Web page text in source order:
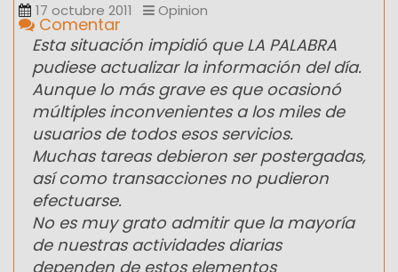
17 octubre 2011 Opinion
Comentar
Esta situación impidió que LA PALABRA
pudiese actualizar la información del día.
Aunque lo más grave es que ocasionó
múltiples inconvenientes a los miles de
usuarios de todos esos servicios.
Muchas tareas debieron ser postergadas,
así como transacciones no pudieron
efectuarse.
No es muy grato admitir que la mayoría
de nuestras actividades diarias
dependen de estos elementos